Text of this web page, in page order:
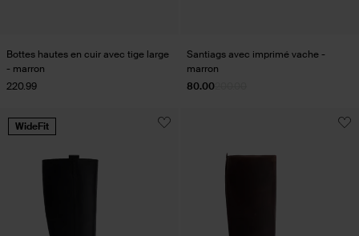
Bottes hautes en cuir avec tige large
- marron
220.99
Santiags avec imprimé vache -
marron
80.00
WideFit